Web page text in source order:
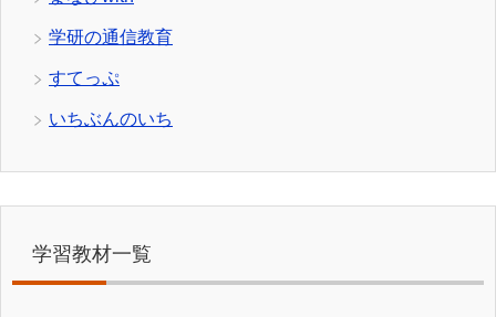
学研の通信教育
すてっぷ
いちぶんのいち
学習教材一覧